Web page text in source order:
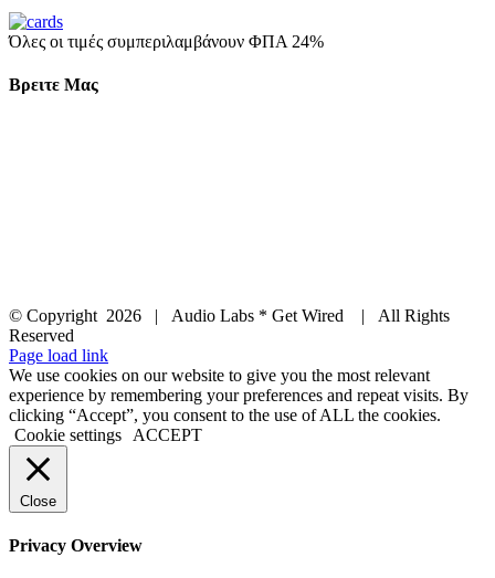
Όλες οι τιμές συμπεριλαμβάνουν ΦΠΑ 24%
Βρειτε Μας
© Copyright 2026 | Audio Labs * Get Wired | All Rights
Reserved
Facebook
Instagram
YouTube
LinkedIn
X
Page load link
We use cookies on our website to give you the most relevant
experience by remembering your preferences and repeat visits. By
clicking “Accept”, you consent to the use of ALL the cookies.
Cookie settings
ACCEPT
Close
Privacy Overview